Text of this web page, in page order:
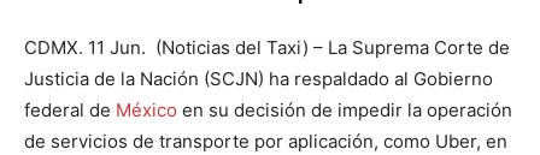
CDMX. 11 Jun. (Noticias del Taxi) – La Suprema Corte de
Justicia de la Nación (SCJN) ha respaldado al Gobierno
federal de México en su decisión de impedir la operación
de servicios de transporte por aplicación, como Uber, en